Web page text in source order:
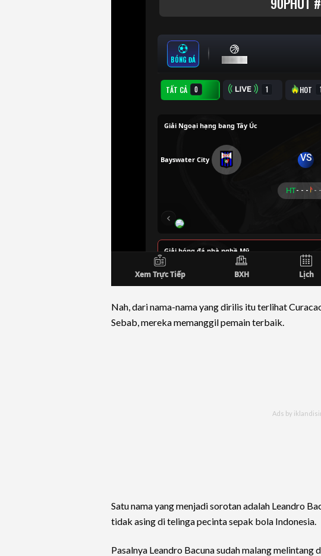
Nah, dari nama-nama yang dirilis itu terlihat
Sebab, mereka memanggil pemain terbaik.
Satu nama yang menjadi sorotan adalah Leandro
tidak asing di telinga pecinta sepak bola Indonesia.
Pasalnya Leandro Bacuna sudah malang